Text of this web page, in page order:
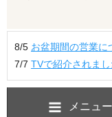
8/5 お盆期間の営業に
7/7 TVで紹介されまし
メニュー